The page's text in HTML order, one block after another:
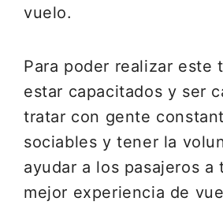
vuelo.
Para poder realizar este
estar capacitados y ser
tratar con gente
sociables y tener la
ayudar a los pasajeros a
mejor experiencia de